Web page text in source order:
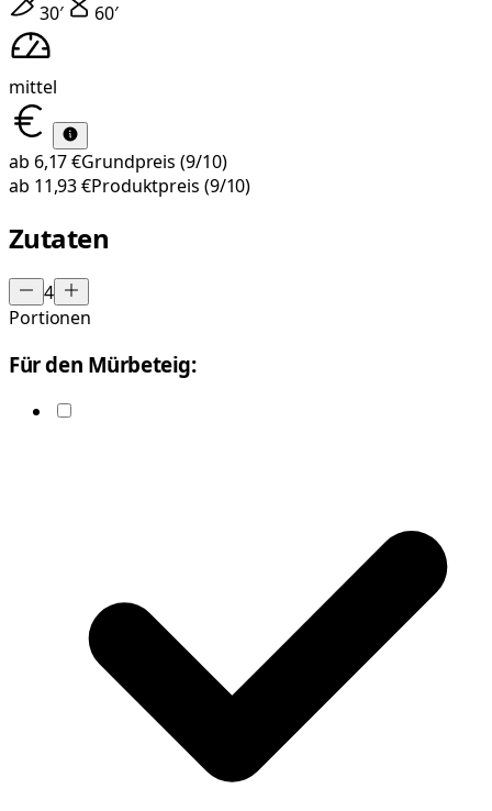
30′ 60′
mittel
ab 6,17 €Grundpreis (9/10)
ab 11,93 €Produktpreis (9/10)
Zutaten
4
Portionen
Für den Mürbeteig: